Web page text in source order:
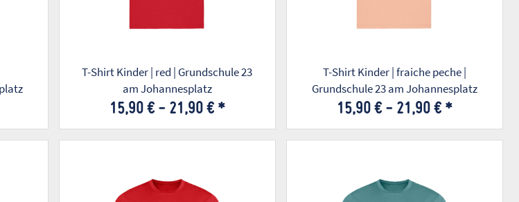
T-Shirt Kinder | red | Grundschule 23
am Johannesplatz
15,90 € - 21,90 € *
T-Shirt Kinder | fraiche peche |
Grundschule 23 am Johannesplatz
15,90 € - 21,90 € *